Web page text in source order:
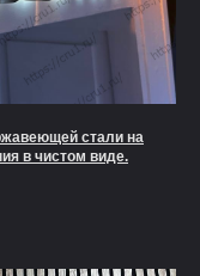
стали на
в чистом виде.